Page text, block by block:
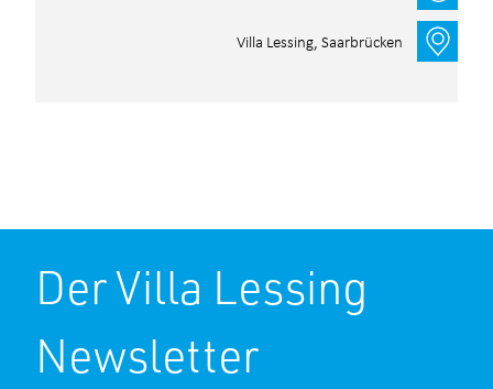
Villa Lessing, Saarbrücken
Ihre Daten
Der Villa Lessing
Newsletter